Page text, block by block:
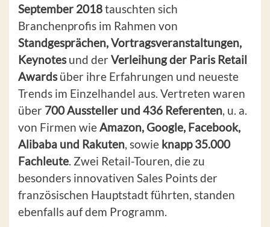
September 2018tauschten sich
Branchenprofis im Rahmen von
Standgesprächen, Vortragsveranstaltungen,
Keynotesund derVerleihung der Paris Retail
Awardsüber ihre Erfahrungen und neueste
Trends im Einzelhandel aus. Vertreten waren
über 700 Aussteller und 436 Referenten, u. a.
von Firmen wieAmazon, Google, Facebook,
Alibaba und Rakuten, sowie knapp 35.000
Fachleute. Zwei Retail-Touren, die zu
besonders innovativen Sales Points der
französischen Hauptstadt führten, standen
ebenfalls auf dem Programm.